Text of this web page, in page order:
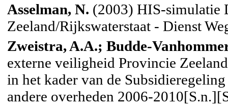
Asselman, N. (2003) HIS-simulatie
Zeeland/Rijkswaterstaat - Dienst
Zweistra, A.A.; Budde-
externe veiligheid Provincie
in het kader van de
andere overheden 2006-